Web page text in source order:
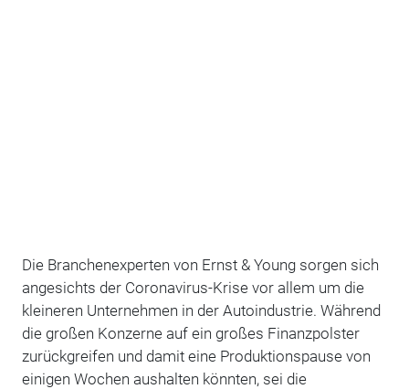
Die Branchenexperten von Ernst & Young sorgen sich
angesichts der Coronavirus-Krise vor allem um die
kleineren Unternehmen in der Autoindustrie. Während
die großen Konzerne auf ein großes Finanzpolster
zurückgreifen und damit eine Produktionspause von
einigen Wochen aushalten könnten, sei die